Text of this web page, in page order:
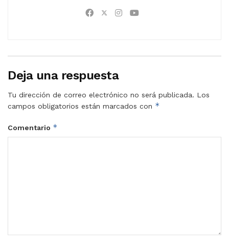
Deja una respuesta
Tu dirección de correo electrónico no será publicada. Los
campos obligatorios están marcados con *
Comentario *